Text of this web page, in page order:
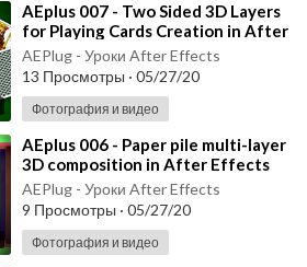
⁣AEplus 007 - Two Sided 3D Layers
for Playing Cards Creation in After
Effects
AEPlug - Уроки After Effects
13 Просмотры · 05/27/20
Фотография и видео
⁣AEplus 006 - Paper pile multi-layer
3D composition in After Effects
with silhouette (Tutorial)
AEPlug - Уроки After Effects
9 Просмотры · 05/27/20
Фотография и видео